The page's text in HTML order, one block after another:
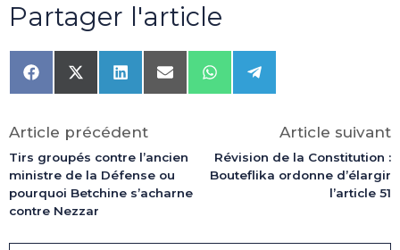
Partager l'article
Share
on
Share
on
(Twitter)
Share
on
Share
on
Share
on
Share
on
Article précédent
Tirs groupés contre l’ancien
ministre de la Défense ou
pourquoi Betchine s’acharne
contre Nezzar
Article suivant
Révision de la Constitution :
Bouteflika ordonne d’élargir
l’article 51